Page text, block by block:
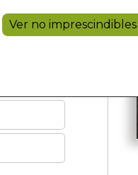
Ver no imprescindibles